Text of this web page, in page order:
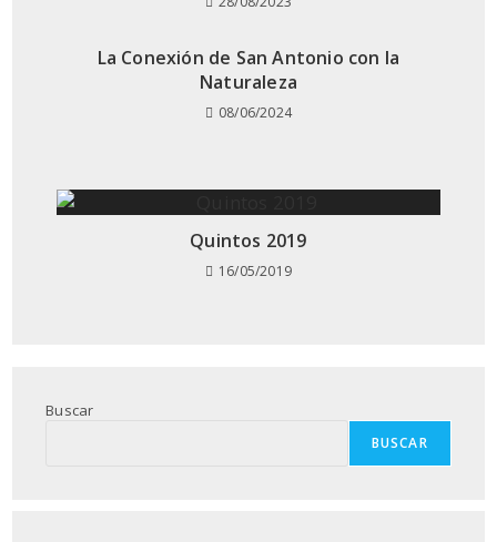
La Conexión de San Antonio con la
Naturaleza
08/06/2024
Quintos 2019
16/05/2019
Buscar
BUSCAR